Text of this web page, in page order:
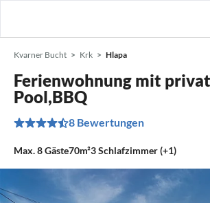
Kvarner Bucht Krk Hlapa
Ferienwohnung mit
Pool,BBQ
8 Bewertungen
Max.8Gäste70m²3Schlafzimmer (+1)